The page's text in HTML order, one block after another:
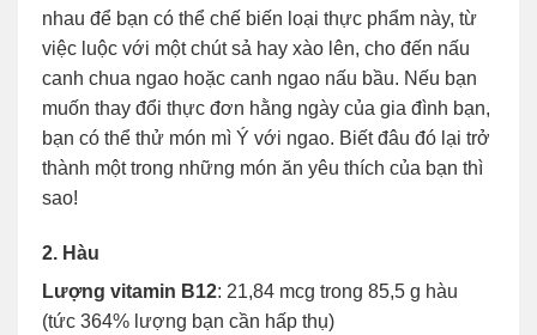
nhau để bạn có thể chế biến loại thực phẩm này, từ
việc luộc với một chút sả hay xào lên, cho đến nấu
canh chua ngao hoặc canh ngao nấu bầu. Nếu bạn
muốn thay đổi thực đơn hằng ngày của gia đình bạn,
bạn có thể thử món mì Ý với ngao. Biết đâu đó lại trở
thành một trong những món ăn yêu thích của bạn thì
sao!
2. Hàu
Lượng vitamin B12: 21,84 mcg trong 85,5 g hàu
(tức 364% lượng bạn cần hấp thụ)